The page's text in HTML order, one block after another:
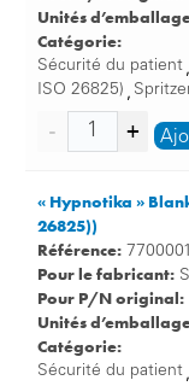
Unités
Catégorie:
Sécurité du patient ,
ISO 26825) ,
« Hypnotika »
26825))
Référence:
Pour le fabricant:
Pour P/N original:
Unités
Catégorie:
Sécurité du patient ,